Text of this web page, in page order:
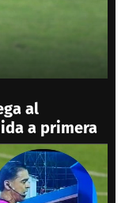
al
a primera